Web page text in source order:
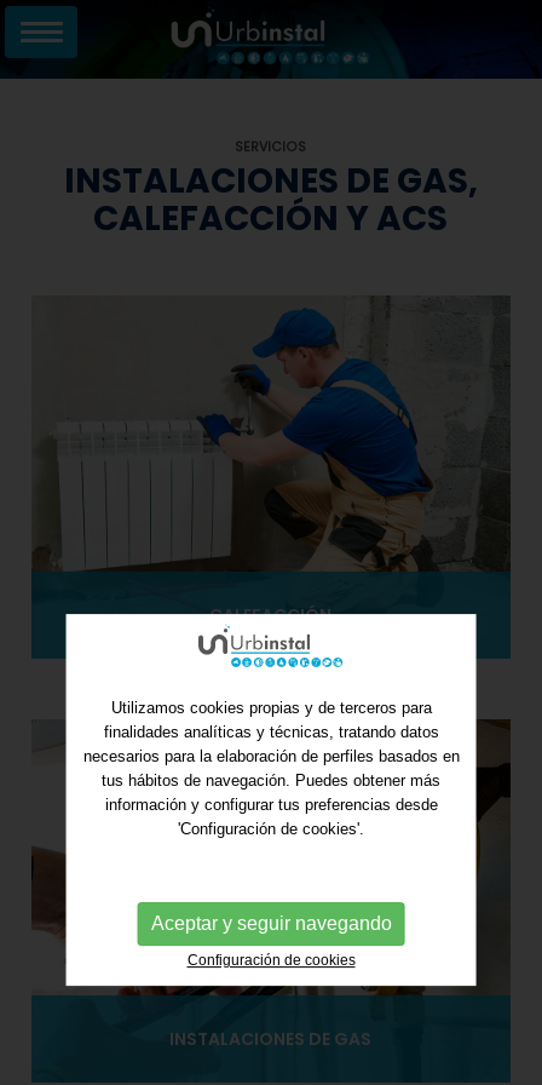
SERVICIOS
INSTALACIONES DE GAS,
CALEFACCIÓN Y ACS
CALEFACCIÓN
INSTALACIONES DE GAS
Utilizamos cookies propias y de terceros para
finalidades analíticas y técnicas, tratando datos
necesarios para la elaboración de perfiles basados en
tus hábitos de navegación. Puedes obtener más
información y configurar tus preferencias desde
'Configuración de cookies'.
Aceptar y seguir navegando
Configuración de cookies